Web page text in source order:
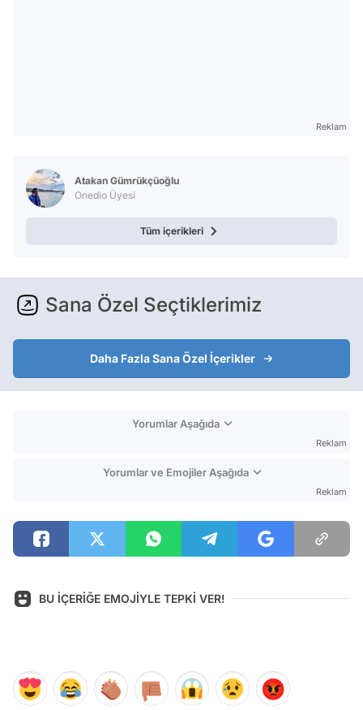
Reklam
Atakan Gümrükçüoğlu
Onedio Üyesi
Tüm içerikleri
Sana Özel Seçtiklerimiz
Daha Fazla Sana Özel İçerikler
Yorumlar Aşağıda
Reklam
Yorumlar ve Emojiler Aşağıda
Reklam
BU İÇERİĞE EMOJİYLE TEPKİ VER!